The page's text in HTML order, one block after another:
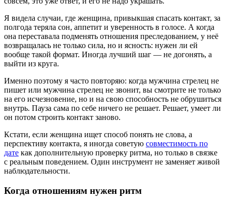
Я видела случаи, где женщина, привыкшая спасать контакт, за
полгода теряла сон, аппетит и уверенность в голосе. А когда
она переставала подменять отношения преследованием, у неё
возвращалась не только сила, но и ясность: нужен ли ей
вообще такой формат. Иногда лучший шаг — не догонять, а
выйти из круга.
Именно поэтому я часто повторяю: когда мужчина стрелец не
пишет или мужчина стрелец не звонит, вы смотрите не только
на его исчезновение, но и на свою способность не обрушиться
внутрь. Пауза сама по себе ничего не решает. Решает, умеет ли
он потом строить контакт заново.
Кстати, если женщина ищет способ понять не слова, а
перспективу контакта, я иногда советую совместимость по
дате как дополнительную проверку ритма, но только в связке
с реальным поведением. Один инструмент не заменяет живой
наблюдательности.
Когда отношениям нужен ритм